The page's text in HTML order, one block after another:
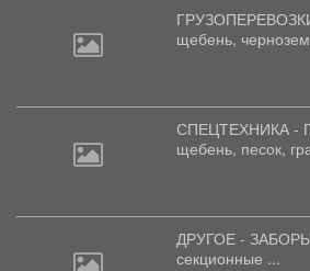
щебень,
СПЕЦТЕХНИКА -
щебень, песок,
ДРУГОЕ -
секционные ...